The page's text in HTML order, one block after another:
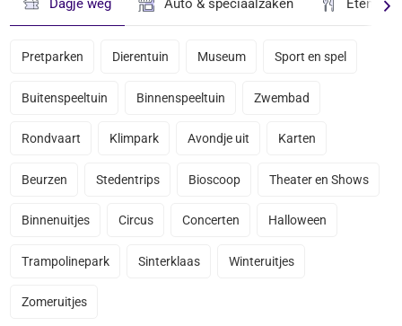
Dagje weg Auto & speciaalzaken Eten &
Pretparken Dierentuin Museum Sport en spel
Buitenspeeltuin Binnenspeeltuin Zwembad
Rondvaart Klimpark Avondje uit Karten
Beurzen Stedentrips Bioscoop Theater en Shows
Binnenuitjes Circus Concerten Halloween
Trampolinepark Sinterklaas Winteruitjes
Zomeruitjes